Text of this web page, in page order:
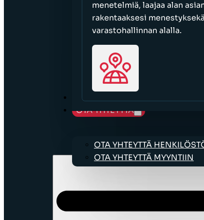
menetelmiä, laajaa alan
rakentaaksesi
varastohallinnan alalla.
URAMAHDOLLISUUDET
OTA YHTEYTTÄ
OTA YHTEYTTÄ
OTA YHTEYTTÄ MYYNTIIN